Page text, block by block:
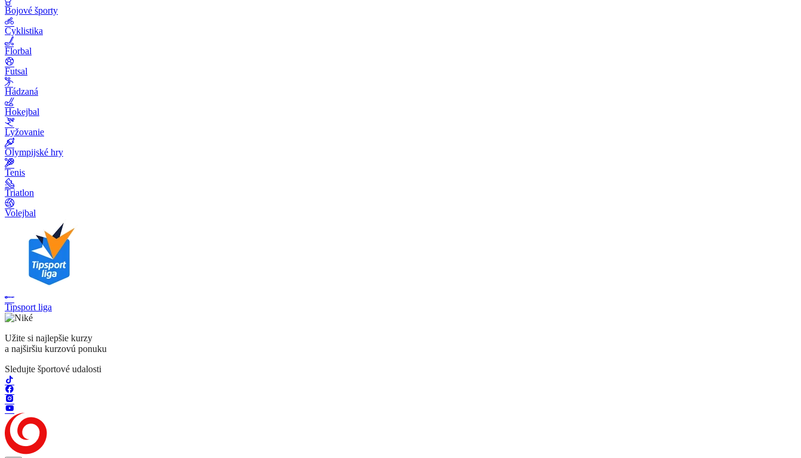
Bojové športy
Cyklistika
Florbal
Futsal
Hádzaná
Hokejbal
Lyžovanie
Olympijské hry
Tenis
Triatlon
Volejbal
Tipsport liga
Užite si najlepšie kurzy
a najširšiu kurzovú ponuku
Sledujte športové udalosti